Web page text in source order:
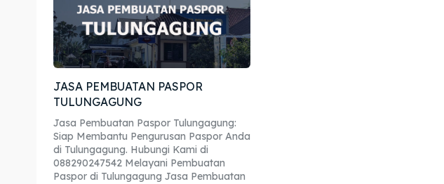
Explore our
Explore our
JASA PEMBUATAN PASPOR
TULUNGAGUNG
Jasa Pembuatan Paspor Tulungagung:
Siap Membantu Pengurusan Paspor Anda
di Tulungagung. Hubungi Kami di
088290247542 Melayani Pembuatan
Paspor di Tulungagung Jasa Pembuatan